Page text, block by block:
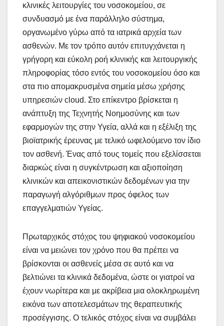
κλινικές λειτουργίες του νοσοκομείου, σε
συνδυασμό με ένα παράλληλο σύστημα,
οργανωμένο γύρω από τα ιατρικά αρχεία των
ασθενών. Με τον τρόπο αυτόν επιτυγχάνεται η
γρήγορη και εύκολη ροή κλινικής και λειτουργικής
πληροφορίας τόσο εντός του νοσοκομείου όσο και
στα πιο απομακρυσμένα σημεία μέσω χρήσης
υπηρεσιών cloud. Στο επίκεντρο βρίσκεται η
ανάπτυξη της Τεχνητής Νοημοσύνης και των
εφαρμογών της στην Υγεία, αλλά και η εξέλιξη της
βιοϊατρικής έρευνας με τελικό ωφελούμενο τον ίδιο
τον ασθενή. Ένας από τους τομείς που εξελίσσεται
διαρκώς είναι η συγκέντρωση και αξιοποίηση
κλινικών και απεικονιστικών δεδομένων για την
παραγωγή αλγόριθμων προς όφελος των
επαγγελματιών Υγείας.
Πρωταρχικός στόχος του ψηφιακού νοσοκομείου
είναι να μειώνει τον χρόνο που θα πρέπει να
βρίσκονται οι ασθενείς μέσα σε αυτό και να
βελτιώνει τα κλινικά δεδομένα, ώστε οι γιατροί να
έχουν νωρίτερα και με ακρίβεια μια ολοκληρωμένη
εικόνα των αποτελεσμάτων της θεραπευτικής
προσέγγισης. Ο τελικός στόχος είναι να συμβάλει